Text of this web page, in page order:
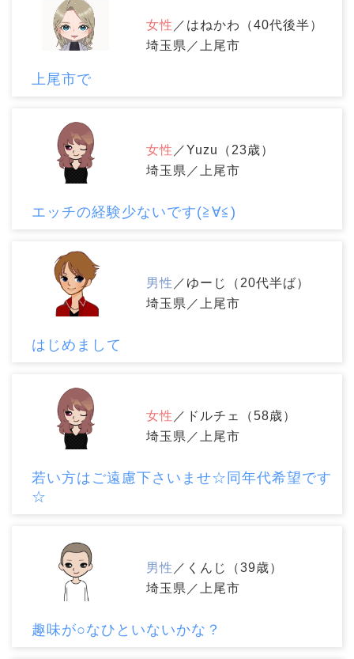
女性 ／はねかわ（40代後半）
埼玉県／上尾市
上尾市で
女性 ／Yuzu（23歳）
埼玉県／上尾市
エッチの経験少ないです(≧∀≦)
男性 ／ゆーじ（20代半ば）
埼玉県／上尾市
はじめまして
女性 ／ドルチェ（58歳）
埼玉県／上尾市
若い方はご遠慮下さいませ☆同年代希望です
☆
男性 ／くんじ（39歳）
埼玉県／上尾市
趣味が○なひといないかな？